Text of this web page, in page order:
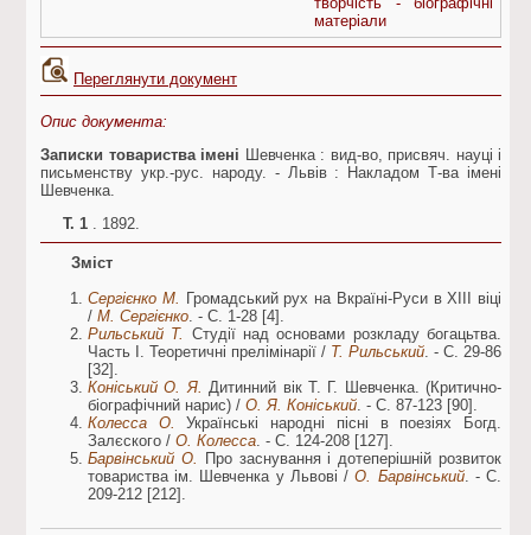
матеріали
Переглянути документ
Опис документа:
Записки товариства імені Шевченка : вид-во, присвяч. науці і
письменству укр.-рус. народу. - Львів : Накладом Т-ва імені
Шевченка.
Т. 1 . 1892.
Зміст
Сергієнко М. Громадський рух на Вкраїні-Руси в XIII віці
/ М. Сергієнко. - С. 1-28 [4].
Рильський Т. Студії над основами розкладу богацьтва.
Часть І. Теоретичні прелімінарії / Т. Рильський. - С. 29-86
[32].
Коніський О. Я. Дитинний вік Т. Г. Шевченка. (Критично-
біографічний нарис) / О. Я. Коніський. - С. 87-123 [90].
Колесса О.
Українські народні пісні в поезіях Богд.
Залєского / О. Колесса. - С. 124-208 [127].
Барвінський О.
Про заснування і дотеперішній розвиток
товариства ім. Шевченка у Львові /О. Барвінський. - С.
209-212 [212].